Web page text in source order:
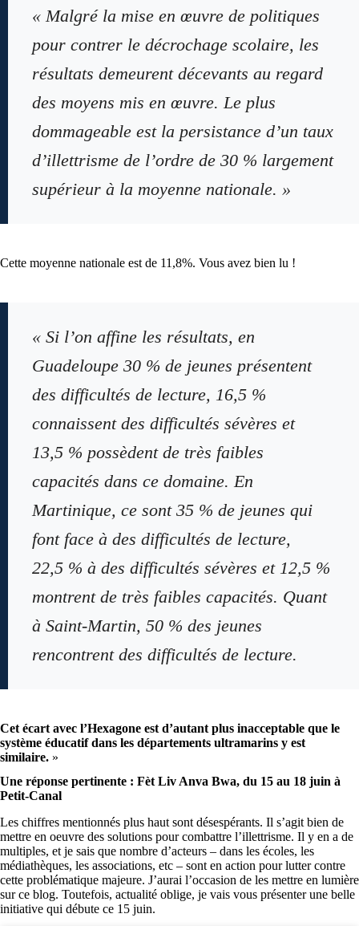
« Malgré la mise en œuvre de politiques
pour contrer le décrochage scolaire, les
résultats demeurent décevants au regard
des moyens mis en œuvre. Le plus
dommageable est la persistance d’un taux
d’illettrisme de l’ordre de 30 % largement
supérieur à la moyenne nationale. »
Cette moyenne nationale est de 11,8%. Vous avez bien lu !
« Si l’on affine les résultats, en
Guadeloupe 30 % de jeunes présentent
des difficultés de lecture, 16,5 %
connaissent des difficultés sévères et
13,5 % possèdent de très faibles
capacités dans ce domaine. En
Martinique, ce sont 35 % de jeunes qui
font face à des difficultés de lecture,
22,5 % à des difficultés sévères et 12,5 %
montrent de très faibles capacités. Quant
à Saint-Martin, 50 % des jeunes
rencontrent des difficultés de lecture.
Cet écart avec l’Hexagone est d’autant plus inacceptable que le
système éducatif dans les départements ultramarins y est
similaire. »
Une réponse pertinente : Fèt Liv Anva Bwa, du 15 au 18 juin à
Petit-Canal
Les chiffres mentionnés plus haut sont désespérants. Il s’agit bien de
mettre en oeuvre des solutions pour combattre l’illettrisme. Il y en a de
multiples, et je sais que nombre d’acteurs – dans les écoles, les
médiathèques, les associations, etc – sont en action pour lutter contre
cette problématique majeure. J’aurai l’occasion de les mettre en lumière
sur ce blog. Toutefois, actualité oblige, je vais vous présenter une belle
initiative qui débute ce 15 juin.